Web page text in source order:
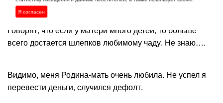
никаких.
Говорят, что если у матери много детей, то больше
всего достается шлепков любимому чаду. Не знаю….
Видимо, меня Родина-мать очень любила. Не успел я
перевести деньги, случился дефолт.
Я согласен